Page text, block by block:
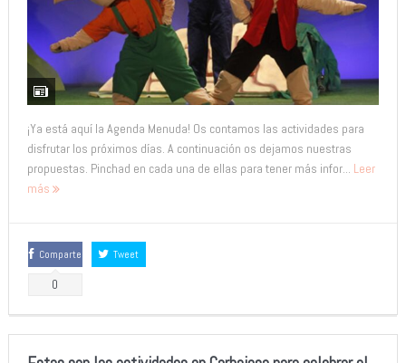
¡Ya está aquí la Agenda Menuda! Os contamos las actividades para
disfrutar los próximos días. A continuación os dejamos nuestras
propuestas. Pinchad en cada una de ellas para tener más infor... Leer
más
Comparte
0
Tweet